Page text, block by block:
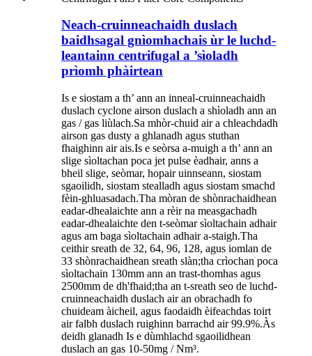
Neach-cruinneachaidh duslach
baidhsagal gnìomhachais ùr le luchd-
leantainn centrifugal a ’sìoladh
prìomh phàirtean
Is e siostam a th’ ann an inneal-cruinneachaidh
duslach cyclone airson duslach a shìoladh ann an
gas / gas liùlach.Sa mhòr-chuid air a chleachdadh
airson gas dusty a ghlanadh agus stuthan
fhaighinn air ais.Is e seòrsa a-muigh a th’ ann an
slige sìoltachan poca jet pulse èadhair, anns a
bheil slige, seòmar, hopair uinnseann, siostam
sgaoilidh, siostam stealladh agus siostam smachd
fèin-ghluasadach.Tha mòran de shònrachaidhean
eadar-dhealaichte ann a rèir na measgachadh
eadar-dhealaichte den t-seòmar sìoltachain adhair
agus am baga sìoltachain adhair a-staigh.Tha
ceithir sreath de 32, 64, 96, 128, agus iomlan de
33 shònrachaidhean sreath slàn;tha crìochan poca
sìoltachain 130mm ann an trast-thomhas agus
2500mm de dh'fhaid;tha an t-sreath seo de luchd-
cruinneachaidh duslach air an obrachadh fo
chuideam àicheil, agus faodaidh èifeachdas toirt
air falbh duslach ruighinn barrachd air 99.9%.Às
deidh glanadh Is e dùmhlachd sgaoilidhean
duslach an gas 10-50mg / Nm³.